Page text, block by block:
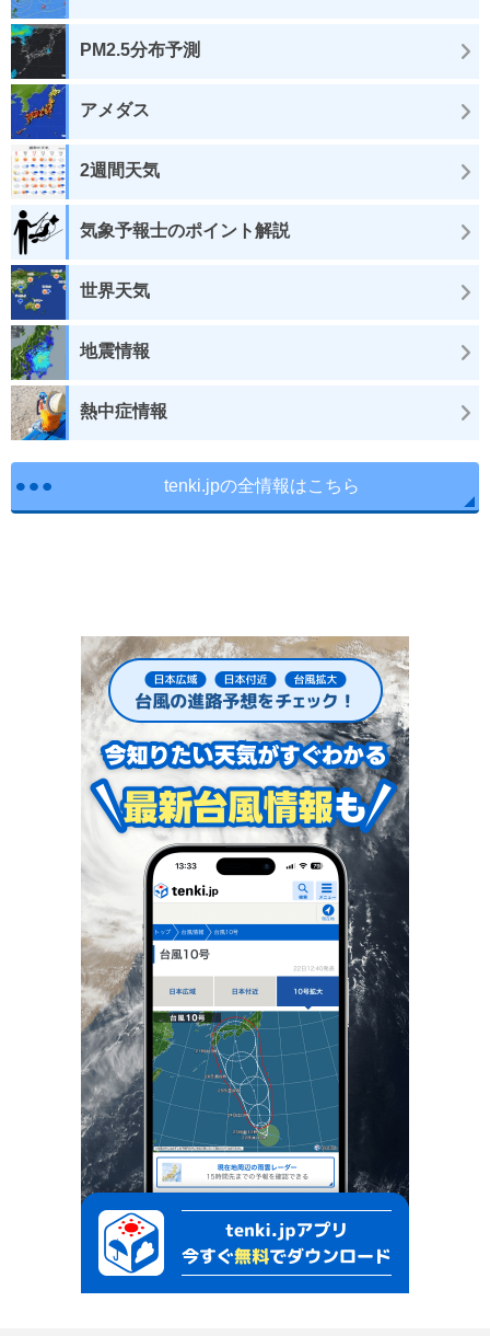
PM2.5分布予測
アメダス
2週間天気
気象予報士のポイント解説
世界天気
地震情報
熱中症情報
tenki.jpの全情報はこちら